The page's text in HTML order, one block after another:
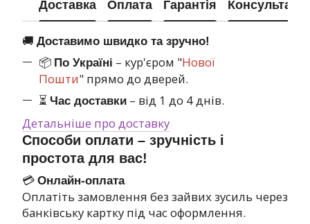
Доставка Оплата Гарантія Консультація
🚚 Доставимо швидко та зручно!
📦 По Україні – кур'єром "Нової
Пошти" прямо до дверей.
⏳ Час доставки – від 1 до 4 днів.
Детальніше про доставку
Способи оплати – зручність і
простота для вас!
💳 Онлайн-оплата
Оплатіть замовлення без зайвих зусиль через
банківську картку під час оформлення.